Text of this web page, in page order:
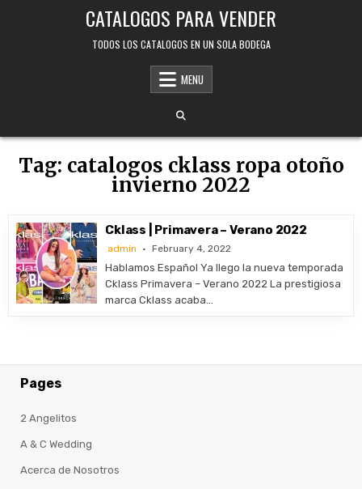
CATALOGOS PARA VENDER
TODOS LOS CATALOGOS EN UN SOLA BODEGA
MENU
Tag: catalogos cklass ropa otoño
invierno 2022
Cklass | Primavera – Verano 2022
admin February 4, 2022
Hablamos Español Ya llego la nueva temporada
Cklass Primavera – Verano 2022 La prestigiosa
marca Cklass acaba…
Pages
2 Angelitos
A & C Wedding
Acerca de Nosotros